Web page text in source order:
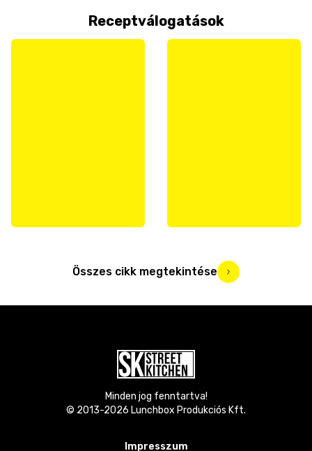
Receptválogatások
Összes cikk megtekintése
Minden jog fenntartva!
© 2013-2026 Lunchbox Produkciós Kft.
Impresszum